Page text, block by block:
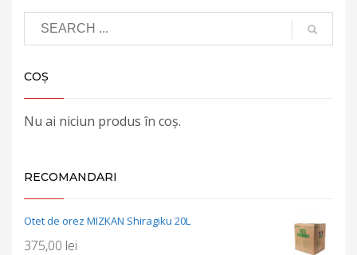
COȘ
Nu ai niciun produs în coș.
RECOMANDARI
Otet de orez MIZKAN Shiragiku 20L
375,00 lei